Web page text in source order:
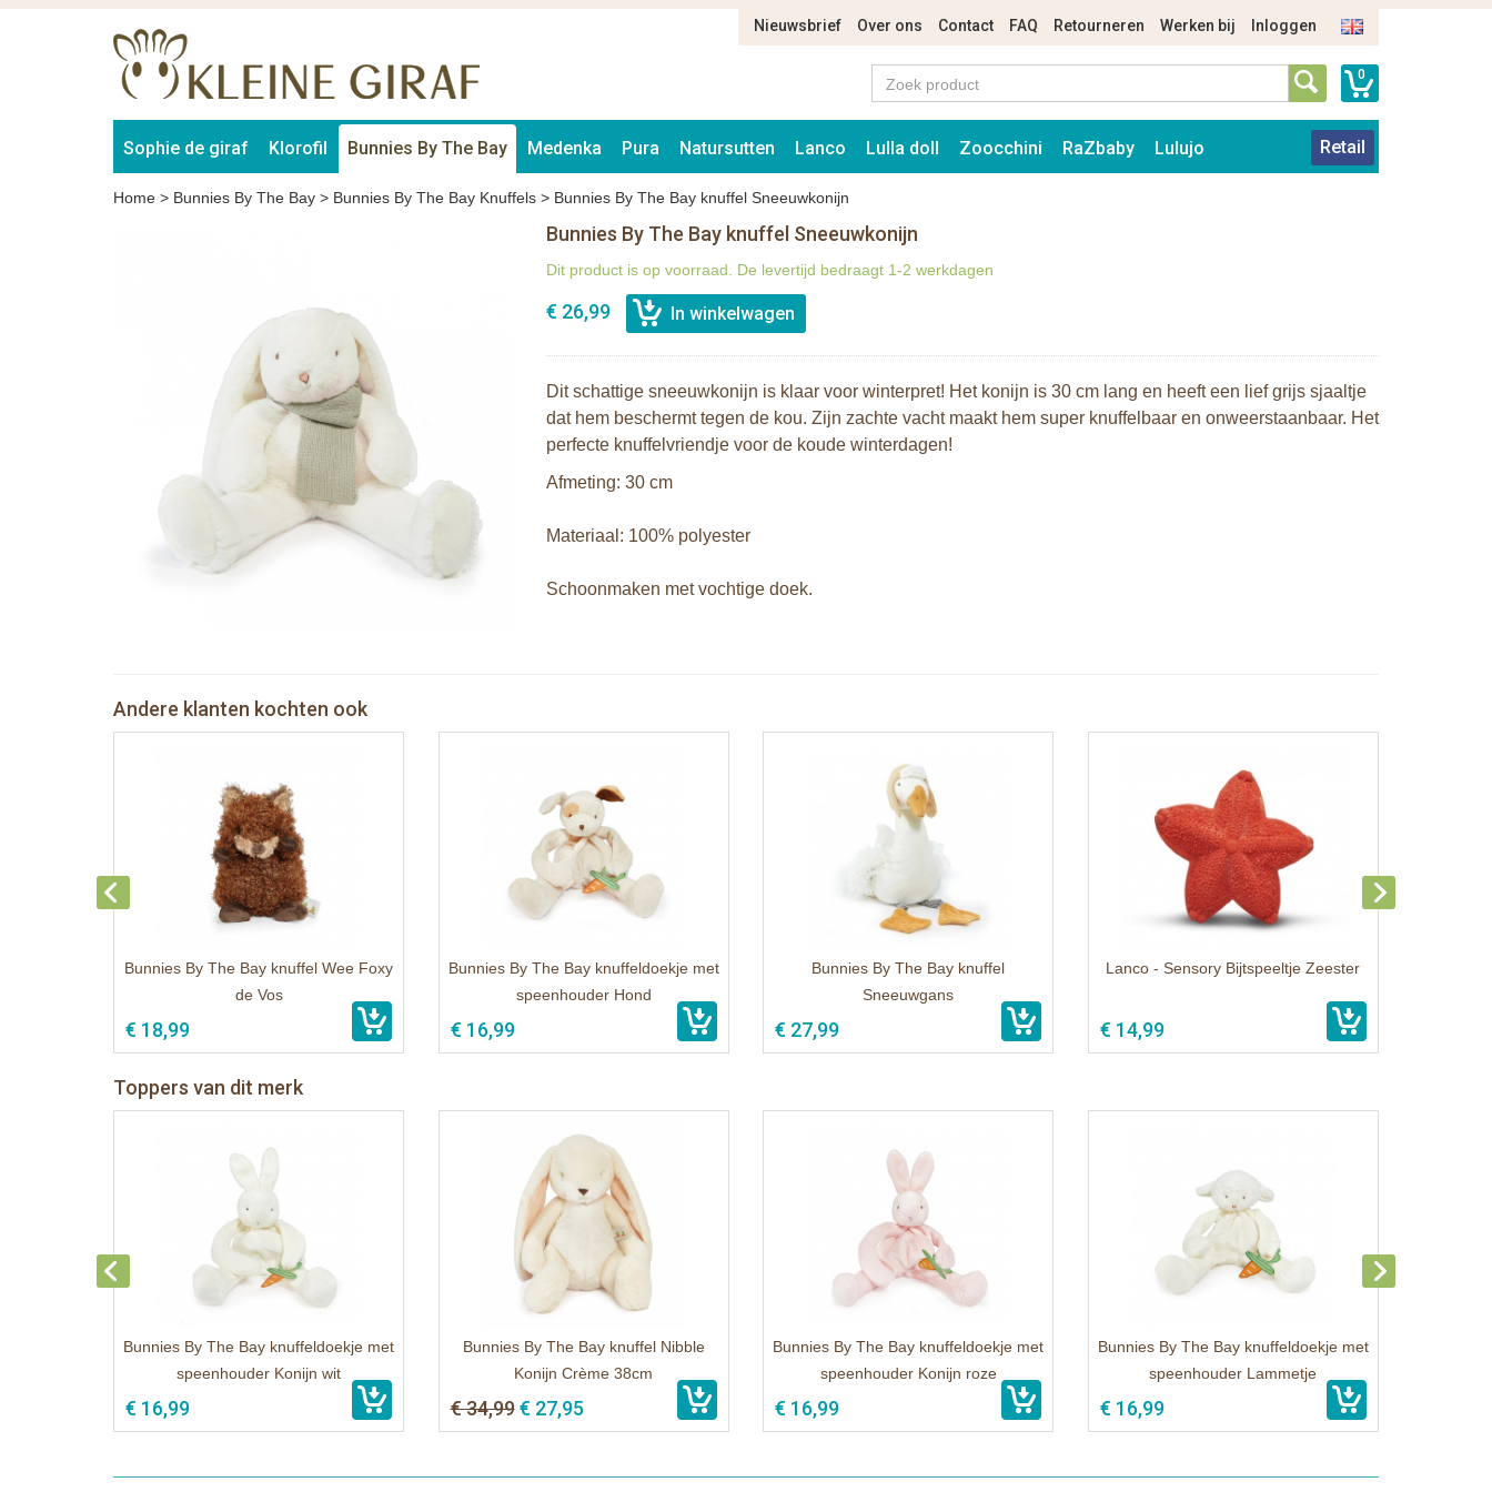
Nieuwsbrief Over ons Contact FAQ Retourneren Werken bij Inloggen
0
Sophie de giraf Klorofil Bunnies By The Bay Medenka Pura Natursutten Lanco Lulla doll Zoocchini RaZbaby Lulujo Retail
Home > Bunnies By The Bay > Bunnies By The Bay Knuffels > Bunnies By The Bay knuffel Sneeuwkonijn
Bunnies By The Bay knuffel Sneeuwkonijn
Dit product is op voorraad. De levertijd bedraagt 1-2 werkdagen
€ 26,99
Dit schattige sneeuwkonijn is klaar voor winterpret! Het konijn is 30 cm lang en heeft een lief grijs sjaaltje
dat hem beschermt tegen de kou. Zijn zachte vacht maakt hem super knuffelbaar en onweerstaanbaar. Het
perfecte knuffelvriendje voor de koude winterdagen!
Afmeting: 30 cm
Materiaal: 100% polyester
Schoonmaken met vochtige doek.
Andere klanten kochten ook
Bunnies By The Bay knuffel Wee Foxy
de Vos
€ 18,99
Bunnies By The Bay knuffeldoekje met
speenhouder Hond
€ 16,99
Bunnies By The Bay knuffel
Sneeuwgans
€ 27,99
Lanco - Sensory Bijtspeeltje Zeester
€ 14,99
Toppers van dit merk
Bunnies By The Bay knuffeldoekje met
speenhouder Konijn wit
€ 16,99
Bunnies By The Bay knuffel Nibble
Konijn Crème 38cm
€ 34,99€ 27,95
Bunnies By The Bay knuffeldoekje met
speenhouder Konijn roze
€ 16,99
Bunnies By The Bay knuffeldoekje met
speenhouder Lammetje
€ 16,99